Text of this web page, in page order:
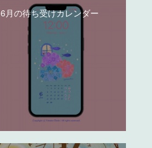
6月の待ち受けカレンダー